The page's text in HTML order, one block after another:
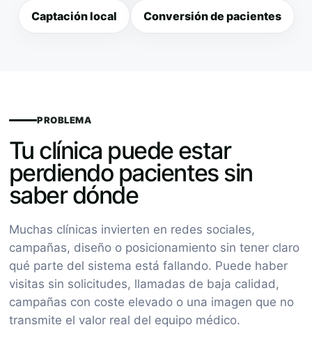
Captación local Conversión de pacientes
PROBLEMA
Tu clínica puede estar
perdiendo pacientes sin
saber dónde
Muchas clínicas invierten en redes sociales,
campañas, diseño o posicionamiento sin tener claro
qué parte del sistema está fallando. Puede haber
visitas sin solicitudes, llamadas de baja calidad,
campañas con coste elevado o una imagen que no
transmite el valor real del equipo médico.